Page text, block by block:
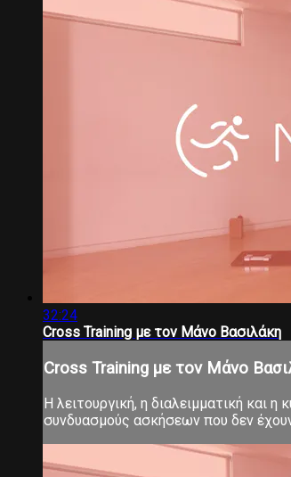
32:24
Cross Training με τον Μάνο Βασιλάκη
Cross Training με τον Μάνο
Η λειτουργική, η διαλειμματική και
συνδυασμούς ασκήσεων που δεν έχουν